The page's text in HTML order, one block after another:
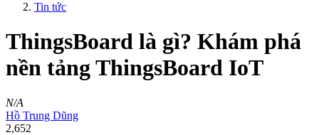
Tin tức
ThingsBoard là gì? Khám phá
nền tảng ThingsBoard IoT
N/A
Hồ Trung Dũng
2,652